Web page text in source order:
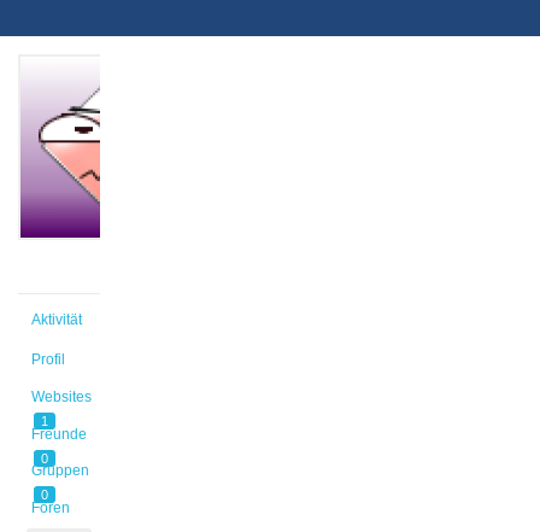
Aktivität
Profil
Websites
1
Freunde
0
Gruppen
0
Foren